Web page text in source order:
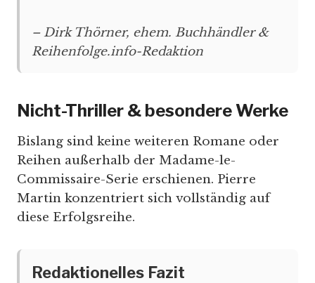
– Dirk Thörner, ehem. Buchhändler &
Reihenfolge.info-Redaktion
Nicht-Thriller & besondere Werke
Bislang sind keine weiteren Romane oder
Reihen außerhalb der Madame-le-
Commissaire-Serie erschienen. Pierre
Martin konzentriert sich vollständig auf
diese Erfolgsreihe.
Redaktionelles Fazit